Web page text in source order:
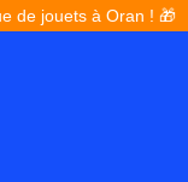
à Oran ! 🎁